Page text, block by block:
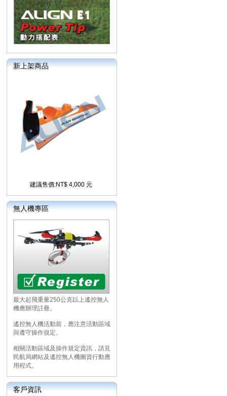
新上架商品
建議售價:NT$ 4,000 元
無人機專區
最大起飛重量250公克以上遙控無人
機應辦理註冊。
遙控無人機活動前，應注意活動區域
與遵守操作規定。
相關活動區域及操作規定資訊，請見
民航局網站及遙控無人機圖資行動應
用程式。
客戶資訊